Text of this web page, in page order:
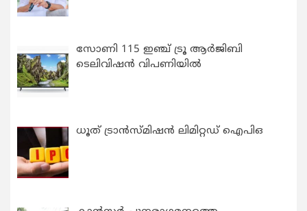
സോണി 115 ഇഞ്ച് ട്രൂ ആർജിബി
ടെലിവിഷൻ വിപണിയിൽ
ധൂത് ട്രാൻസ്മിഷൻ ലിമിറ്റഡ് ഐപിഒ